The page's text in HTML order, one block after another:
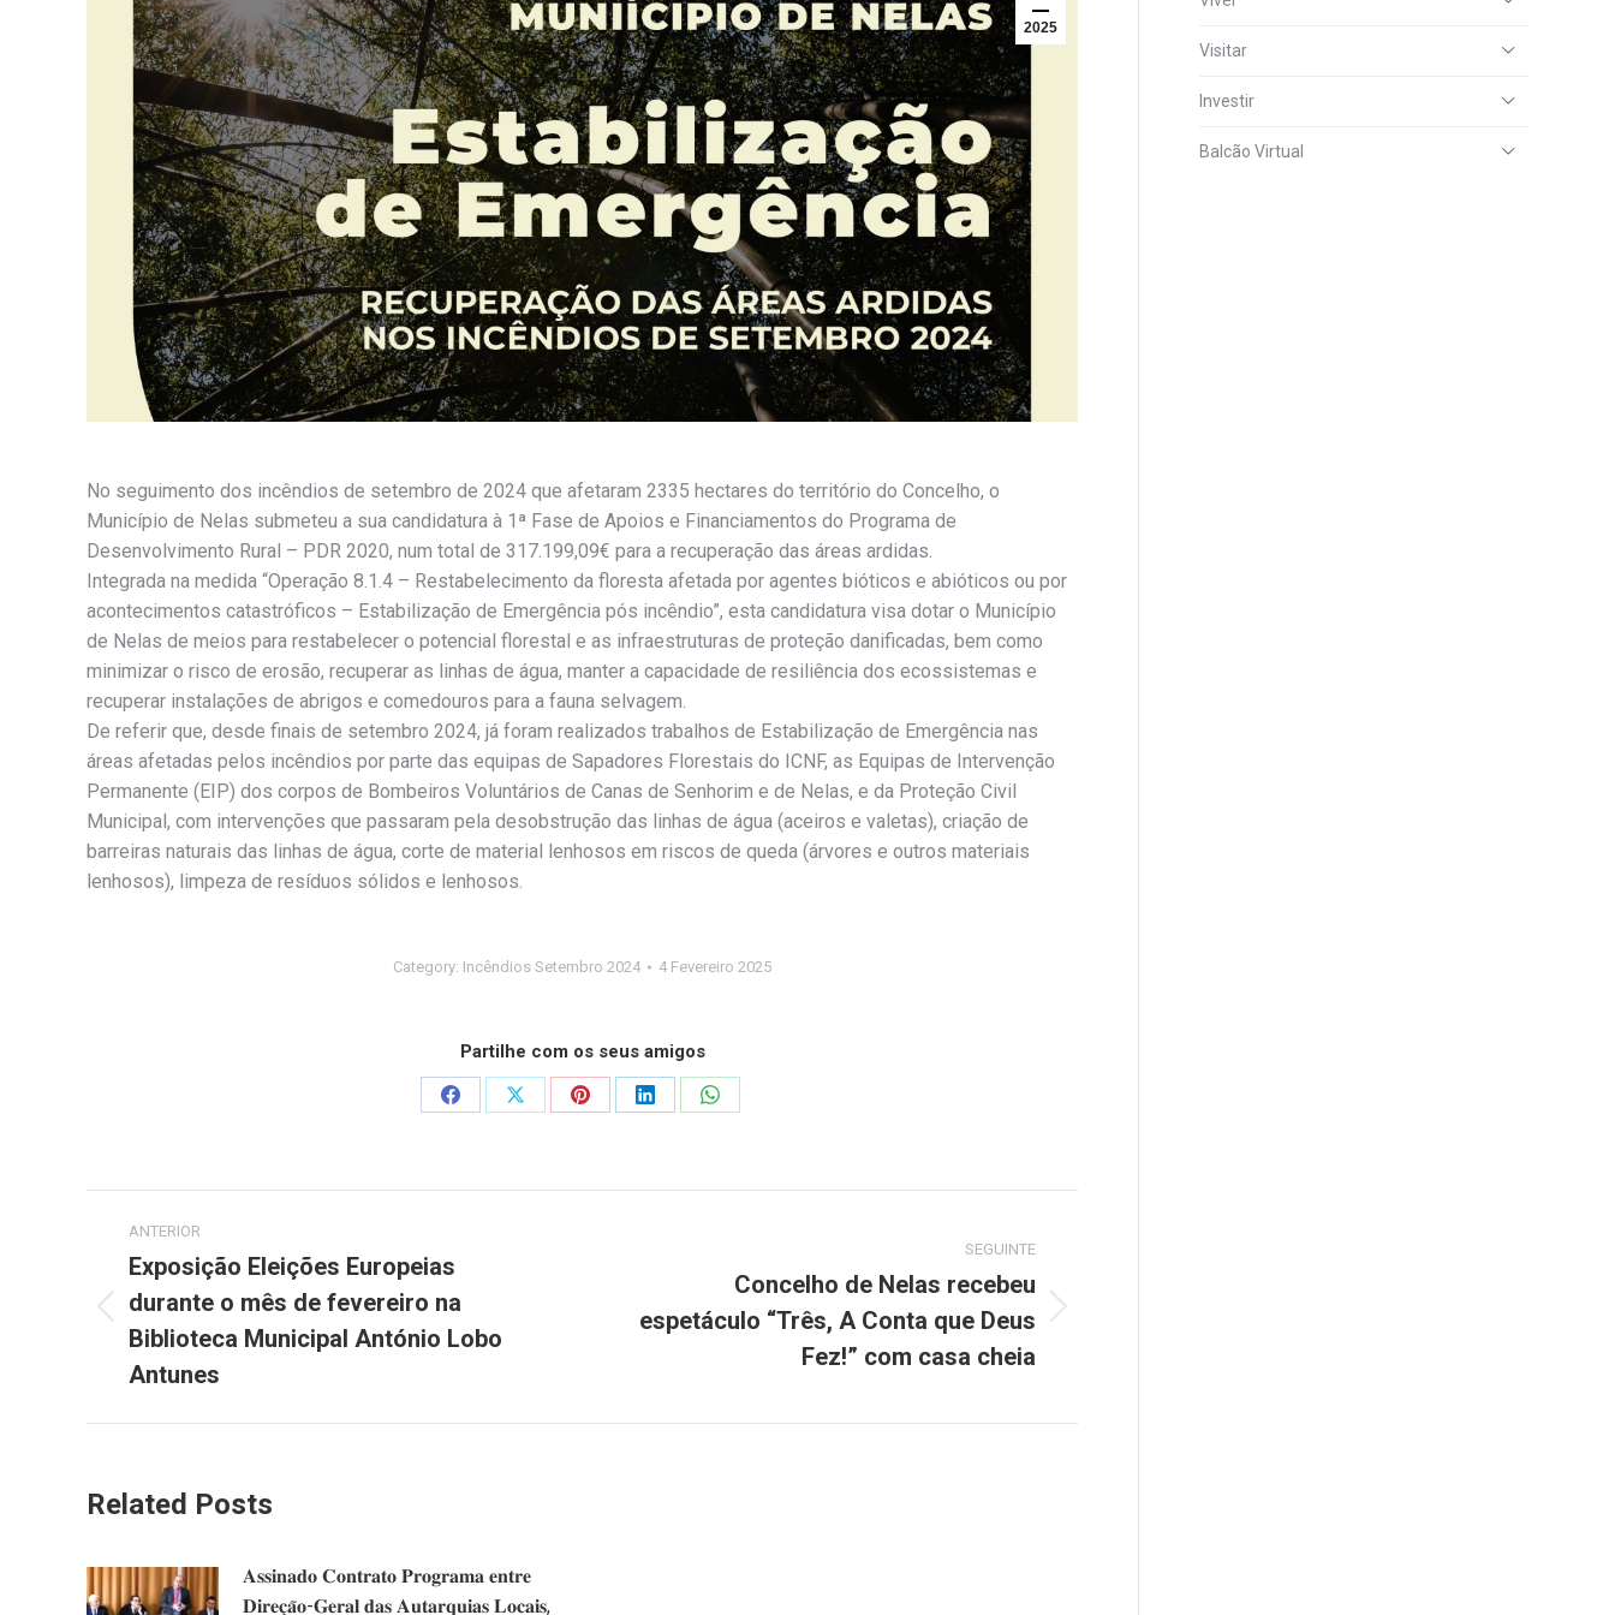
2025
No seguimento dos incêndios de setembro de 2024 que afetaram 2335 hectares do território do Concelho, o
Município de Nelas submeteu a sua candidatura à 1ª Fase de Apoios e Financiamentos do Programa de
Desenvolvimento Rural – PDR 2020, num total de 317.199,09€ para a recuperação das áreas ardidas.
Integrada na medida “Operação 8.1.4 – Restabelecimento da floresta afetada por agentes bióticos e abióticos ou por
acontecimentos catastróficos – Estabilização de Emergência pós incêndio”, esta candidatura visa dotar o Município
de Nelas de meios para restabelecer o potencial florestal e as infraestruturas de proteção danificadas, bem como
minimizar o risco de erosão, recuperar as linhas de água, manter a capacidade de resiliência dos ecossistemas e
recuperar instalações de abrigos e comedouros para a fauna selvagem.
De referir que, desde finais de setembro 2024, já foram realizados trabalhos de Estabilização de Emergência nas
áreas afetadas pelos incêndios por parte das equipas de Sapadores Florestais do ICNF, as Equipas de Intervenção
Permanente (EIP) dos corpos de Bombeiros Voluntários de Canas de Senhorim e de Nelas, e da Proteção Civil
Municipal, com intervenções que passaram pela desobstrução das linhas de água (aceiros e valetas), criação de
barreiras naturais das linhas de água, corte de material lenhosos em riscos de queda (árvores e outros materiais
lenhosos), limpeza de resíduos sólidos e lenhosos.
Category: Incêndios Setembro 2024 4 Fevereiro 2025
Partilhe com os seus amigos
Share
Share
Share
Share
Share
Post
navigation
ANTERIOR
post:
Exposição Eleições Europeias
durante o mês de fevereiro na
Biblioteca Municipal António Lobo
Antunes
SEGUINTE
Next
Concelho de Nelas recebeu
espetáculo “Três, A Conta que Deus
Fez!” com casa cheia
Related Posts
𝐀𝐬𝐬𝐢𝐧𝐚𝐝𝐨 𝐂𝐨𝐧𝐭𝐫𝐚𝐭𝐨 𝐏𝐫𝐨𝐠𝐫𝐚𝐦𝐚 𝐞𝐧𝐭𝐫𝐞
𝐃𝐢𝐫𝐞𝐜̧𝐚̃𝐨-𝐆𝐞𝐫𝐚𝐥 𝐝𝐚𝐬 𝐀𝐮𝐭𝐚𝐫𝐪𝐮𝐢𝐚𝐬 𝐋𝐨𝐜𝐚𝐢𝐬,
Visitar
Investir
Balcão Virtual